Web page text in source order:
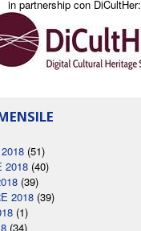
in partnership con DiCultHer:
(51)
2018 (40)
(39)
2018 (39)
(1)
(34)